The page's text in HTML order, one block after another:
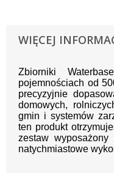
WIĘCEJ
Zbiorniki
pojemnościach od
precyzyjnie
domowych,
gmin i systemów
ten produkt
zestaw wyposażony
natychmiastowe